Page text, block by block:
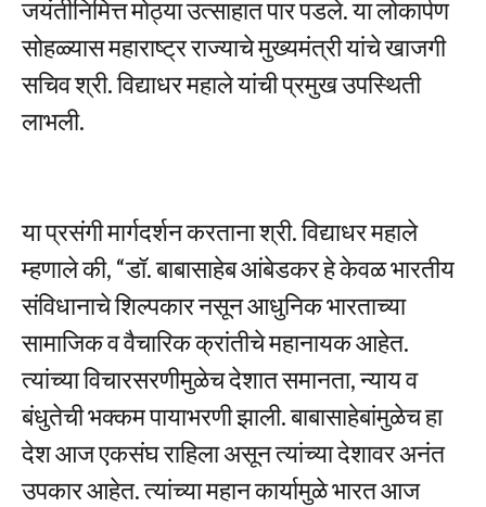
जयंतीनिमित्त मोठ्या उत्साहात पार पडले. या लोकार्पण
सोहळ्यास महाराष्ट्र राज्याचे मुख्यमंत्री यांचे खाजगी
सचिव श्री. विद्याधर महाले यांची प्रमुख उपस्थिती
लाभली.
या प्रसंगी मार्गदर्शन करताना श्री. विद्याधर महाले
म्हणाले की, “डॉ. बाबासाहेब आंबेडकर हे केवळ भारतीय
संविधानाचे शिल्पकार नसून आधुनिक भारताच्या
सामाजिक व वैचारिक क्रांतीचे महानायक आहेत.
त्यांच्या विचारसरणीमुळेच देशात समानता, न्याय व
बंधुतेची भक्कम पायाभरणी झाली. बाबासाहेबांमुळेच हा
देश आज एकसंघ राहिला असून त्यांच्या देशावर अनंत
उपकार आहेत. त्यांच्या महान कार्यामुळे भारत आज